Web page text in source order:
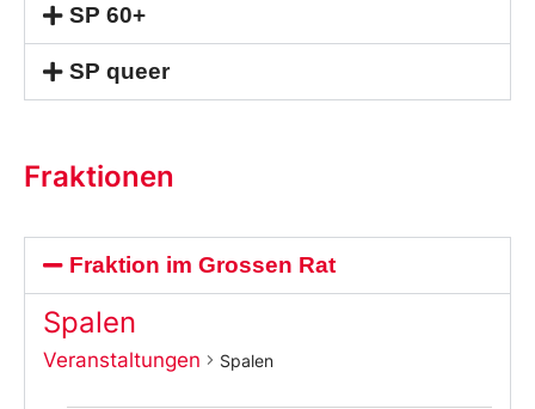
SP 60+
SP queer
Fraktionen
Fraktion im Grossen Rat
Spalen
Veranstaltungen Spalen